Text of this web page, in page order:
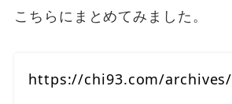
こちらにまとめてみました。
https://chi93.com/archives/